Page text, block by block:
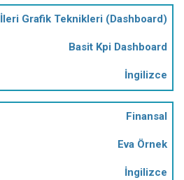
İleri Grafik Teknikleri (Dashboard)
Basit Kpi Dashboard
İngilizce
Finansal
Eva Örnek
İngilizce